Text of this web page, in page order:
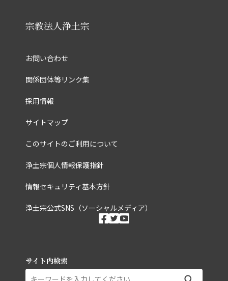
宗教法人浄土宗
お問い合わせ
関係団体等リンク集
採用情報
サイトマップ
このサイトのご利用について
浄土宗個人情報保護指針
情報セキュリティ基本方針
浄土宗公式SNS（ソーシャルメディア）
ソーシャルメディ
facebook
twitter
サイト内検索